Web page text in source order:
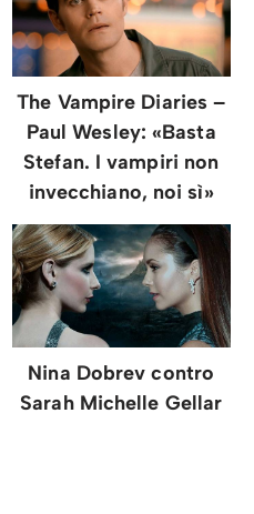
The Vampire Diaries –
Paul Wesley: «Basta
Stefan. I vampiri non
invecchiano, noi sì»
Nina Dobrev contro
Sarah Michelle Gellar